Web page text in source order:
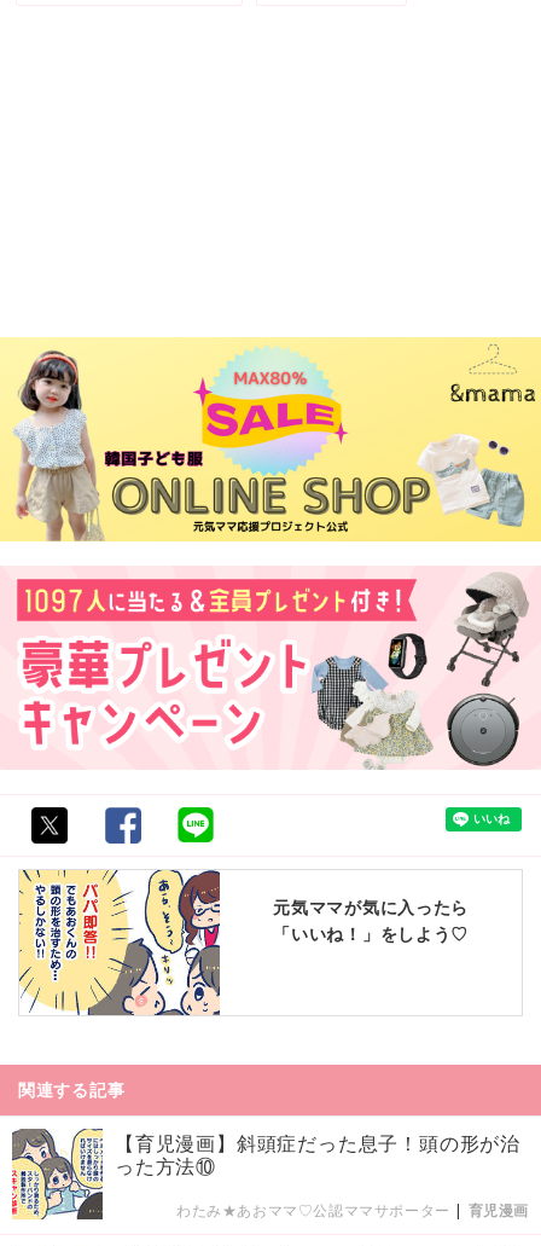
元気ママが気に入ったら
「いいね！」をしよう♡
関連する記事
【育児漫画】斜頭症だった息子！頭の形が治
った方法⑩
わたみ★あおママ♡公認ママサポーター | 育児漫画